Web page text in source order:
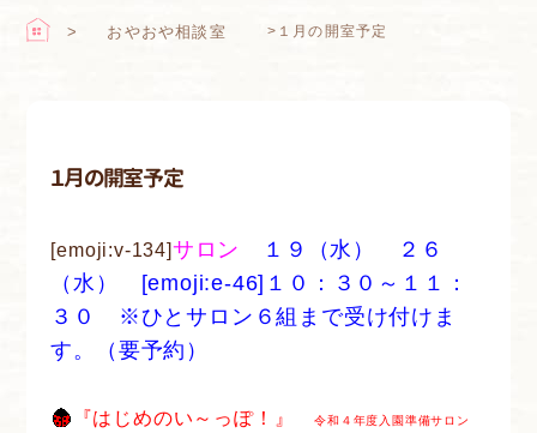
おやおや相談室 > １月の開室予定
１月の開室予定
[emoji:v-134]サロン
１９（水） ２６
（水） [emoji:e-46]１０：３０～１１：
３０ ※ひとサロン６組まで受け付けま
す。（要予約）
『はじめのい～っぽ！』令和４年度入園準備サロン